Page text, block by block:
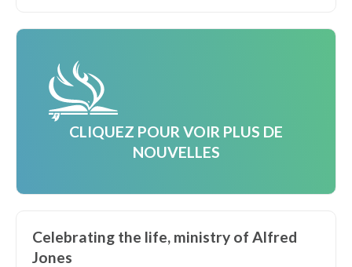
CLIQUEZ POUR VOIR PLUS DE
NOUVELLES
Celebrating the life, ministry of Alfred
Jones